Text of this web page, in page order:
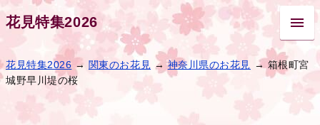
花見特集2026
花見特集2026 → 関東のお花見 →神奈川県のお花見 → 箱根町宮
城野早川堤の桜